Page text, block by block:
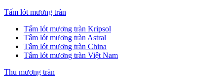
Tấm lót mương tràn
Tấm lót mương tràn Kripsol
Tấm lót mương tràn Astral
Tấm lót mương tràn China
Tấm lót mương tràn Việt Nam
Thu mương tràn